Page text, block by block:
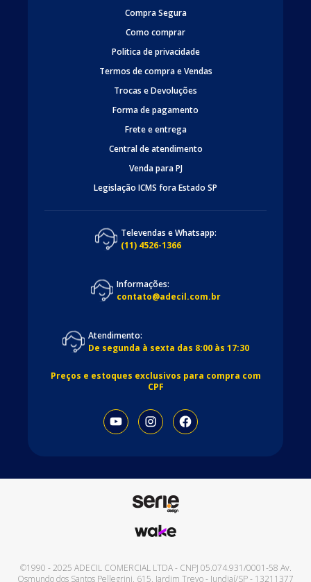
Compra Segura
Como comprar
Politica de privacidade
Termos de compra e Vendas
Trocas e Devoluções
Forma de pagamento
Frete e entrega
Central de atendimento
Venda para PJ
Legislação ICMS fora Estado SP
Televendas e Whatsapp:
(11) 4526-1366
Informações:
contato@adecil.com.br
Atendimento:
De segunda à sexta das 8:00 às 17:30
Preços e estoques exclusivos para compra com
CPF
©1990 - 2025 ADECIL COMERCIAL LTDA- CNPJ 05.074.931/0001-58 Av.
Osmundo dos Santos Pellegrini, 615, Jardim Trevo- Jundiaí/SP- 13211377